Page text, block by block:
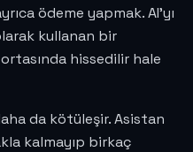
ödeme yapmak. AI'yı
kullanan bir
hissedilir hale
da kötüleşir. Asistan
kalmayıp birkaç